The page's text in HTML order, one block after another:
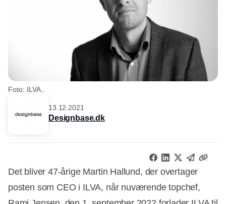
Foto: ILVA..
13.12.2021
Designbase.dk
Det bliver 47-årige Martin Hallund, der overtager
posten som CEO i ILVA, når nuværende topchef,